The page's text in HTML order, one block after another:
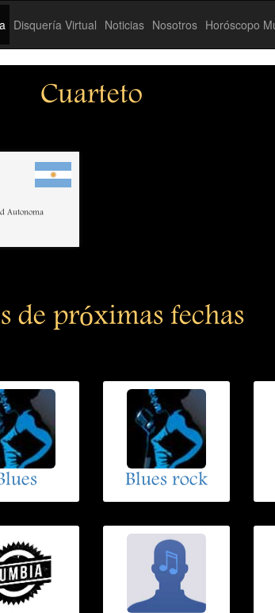
Disquería Virtual Noticias Nosotros Horóscopo
Cuarteto
Autonoma
de próximas fechas
Blues rock